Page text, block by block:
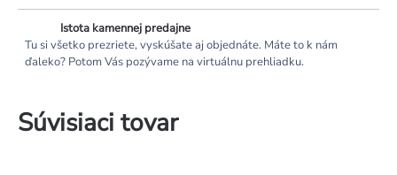
Istota kamennej predajne
Tu si všetko prezriete, vyskúšate aj objednáte. Máte to k nám
ďaleko? Potom Vás pozývame na virtuálnu prehliadku.
Súvisiaci tovar